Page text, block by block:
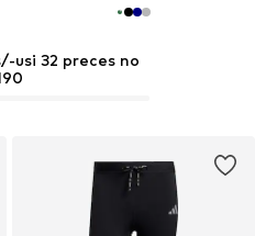
usi 32 preces no